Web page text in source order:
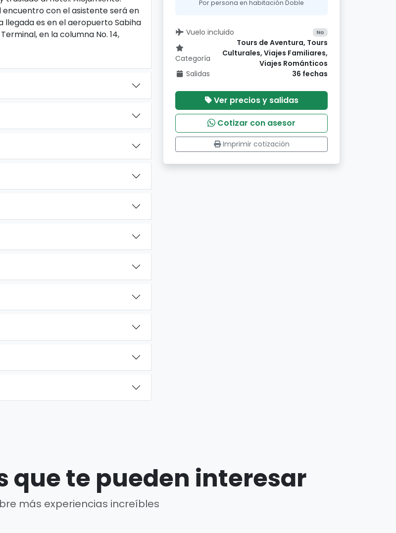
encuentro con el asistente será en
llegada es en el aeropuerto Sabiha
en la columna No. 14,
Por persona en habitación Doble
Vuelo incluido No
Categoría
Tours de Aventura, Tours
Culturales, Viajes Familiares,
Viajes Románticos
Salidas
36 fechas
Ver precios y salidas
Cotizar con asesor
Imprimir cotización
que te pueden interesar
más experiencias increíbles